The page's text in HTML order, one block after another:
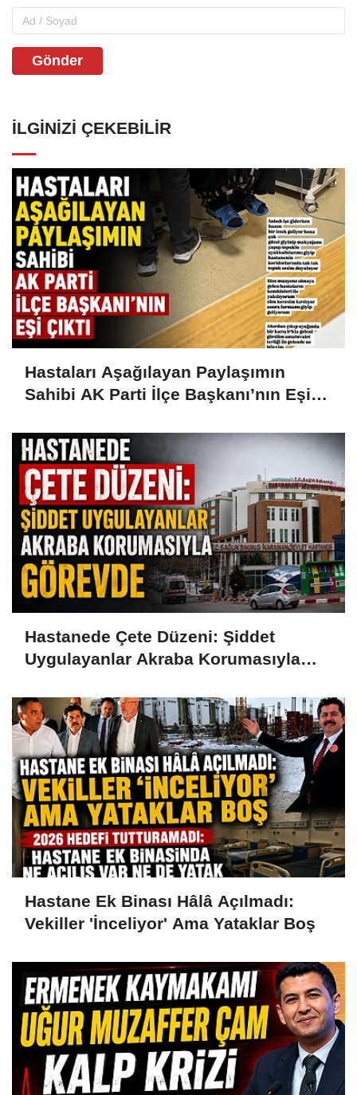
Gönder
İLGINIZI ÇEKEBILIR
Hastaları Aşağılayan Paylaşımın
Sahibi AK Parti İlçe Başkanı’nın Eşi
Hastanede Çete Düzeni: Şiddet
Uygulayanlar Akraba Korumasıyla
Hastane Ek Binası Hâlâ Açılmadı:
Vekiller 'İnceliyor' Ama Yataklar Boş